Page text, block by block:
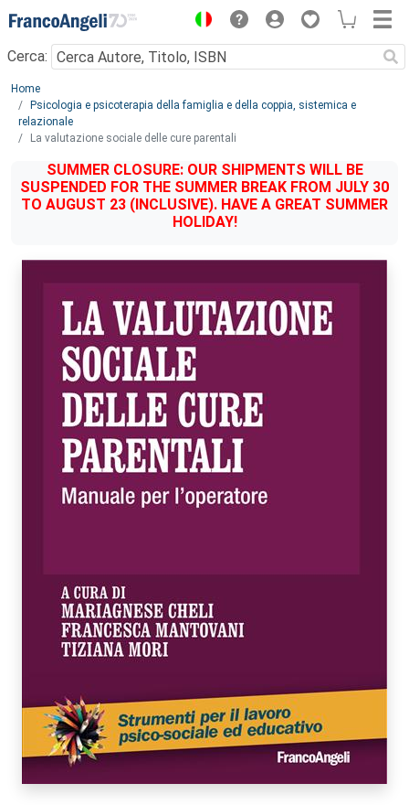
Menu
Cerca:
Main content
Home
Psicologia e psicoterapia della famiglia e della coppia, sistemica e
relazionale
La valutazione sociale delle cure parentali
SUMMER CLOSURE: OUR SHIPMENTS WILL BE
SUSPENDED FOR THE SUMMER BREAK FROM JULY 30
TO AUGUST 23 (INCLUSIVE). HAVE A GREAT SUMMER
HOLIDAY!